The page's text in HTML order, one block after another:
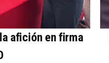
afición en firma